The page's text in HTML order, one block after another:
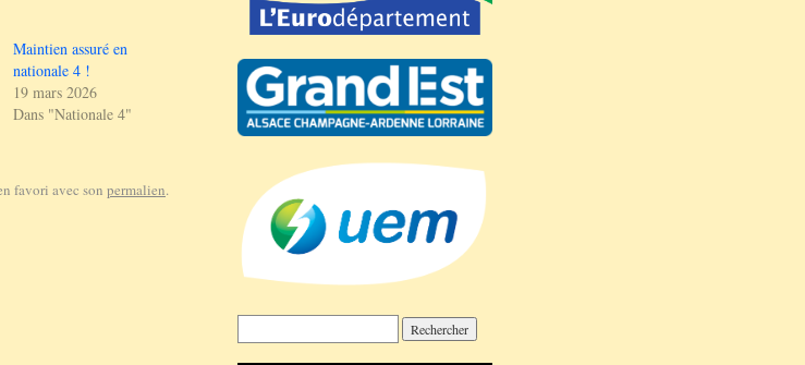
Maintien assuré en
nationale 4 !
19 mars 2026
Dans "Nationale 4"
favori avec son permalien.